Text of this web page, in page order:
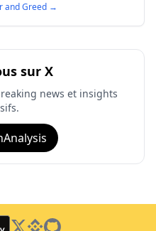
and Greed →
sur X
news et insights
Twitter
Binance Square
GitHub